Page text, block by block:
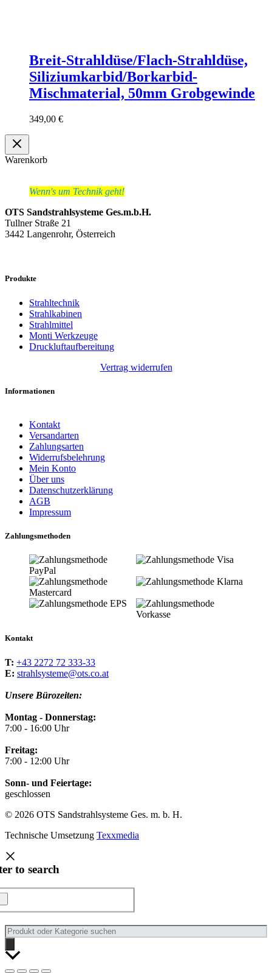
Breit-Strahldüse/Flach-Strahldüse,
Siliziumkarbid/Borkarbid-
Mischmaterial, 50mm Grobgewinde
349,00 €
Warenkorb
Wenn's um Technik geht!
OTS Sandstrahlsysteme Ges.m.b.H.
Tullner Straße 21
3442 Langenrohr, Österreich
Produkte
Strahltechnik
Strahlkabinen
Strahlmittel
Monti Werkzeuge
Druckluftaufbereitung
Vertrag widerrufen
Informationen
Kontakt
Versandarten
Zahlungsarten
Widerrufsbelehrung
Mein Konto
Über uns
Datenschutzerklärung
AGB
Impressum
Zahlungsmethoden
Kontakt
T: +43 2272 72 333-33
E: strahlsysteme@ots.co.at
Unsere Bürozeiten:
Montag - Donnerstag:
7:00 - 16:00 Uhr
Freitag:
7:00 - 12:00 Uhr
Sonn- und Feiertage:
geschlossen
© 2026 OTS Sandstrahlsysteme Ges. m. b. H.
Technische Umsetzung Texxmedia
to search
Products
search